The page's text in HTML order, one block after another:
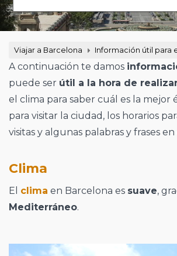
Viajar a Barcelona Información útil para
A continuación te damos
puede ser útil a la hora de
el clima para saber cuál es la mejor
para visitar la ciudad, los horarios
visitas y algunas palabras y frases
Clima
El clima en Barcelona es suave,
Mediterráneo.